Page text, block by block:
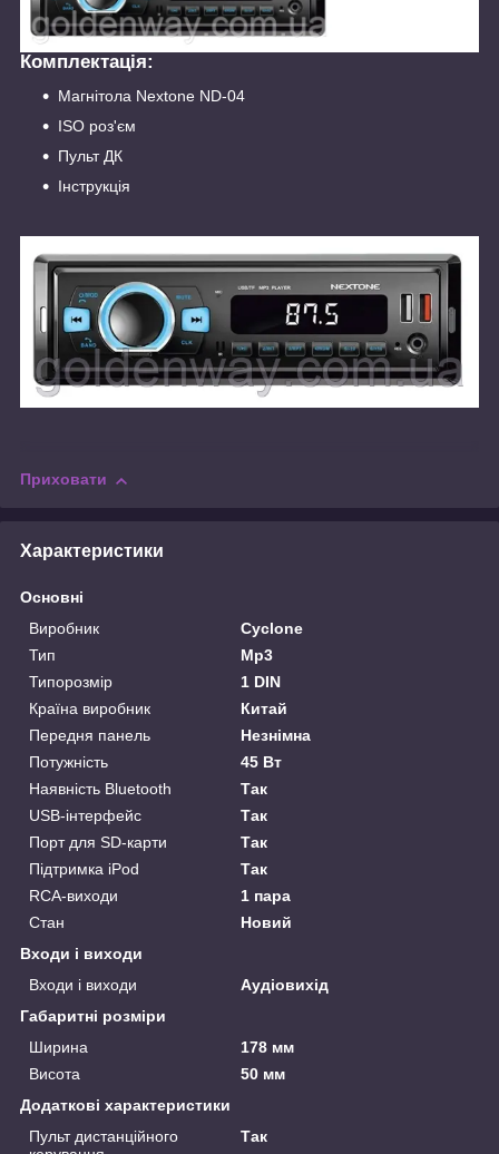
Комплектація:
Магнітола Nextone ND-04
ISO роз'єм
Пульт ДК
Інструкція
Приховати
Характеристики
Основні
Виробник
Cyclone
Тип
Mp3
Типорозмір
1 DIN
Країна виробник
Китай
Передня панель
Незнімна
Потужність
45 Вт
Наявність Bluetooth
Так
USB-інтерфейс
Так
Порт для SD-карти
Так
Підтримка iPod
Так
RCA-виходи
1 пара
Стан
Новий
Входи і виходи
Входи і виходи
Аудіовихід
Габаритні розміри
Ширина
178 мм
Висота
50 мм
Додаткові характеристики
Пульт дистанційного
Так